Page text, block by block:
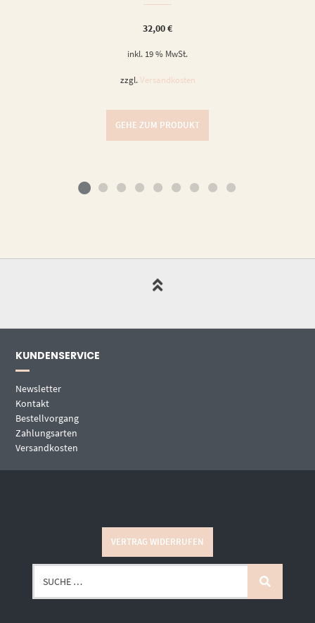
32,00€
inkl. 19 % MwSt.
zzgl. Versandkosten
GEHE ZUM PRODUKT
KUNDENSERVICE
Newsletter
Kontakt
Bestellvorgang
Zahlungsarten
Versandkosten
VERTRAG WIDERRUFEN